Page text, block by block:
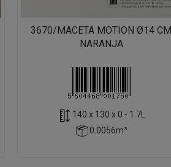
3670/MACETA MOTION Ø14 CM
NARANJA
140 x 130 x 0 - 1.7L
0.0056m³